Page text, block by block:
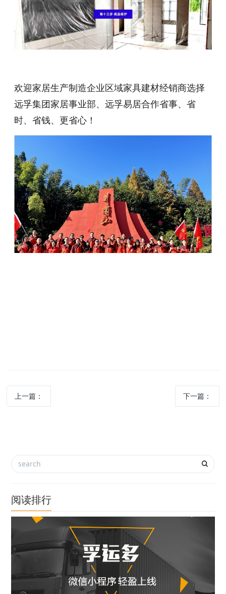
欢迎家居生产制造企业区域家具建材经销商选择
远孚集团家居事业部、远孚易居合作省事、省
时、省钱、更省心！
上一篇： 下一篇：
阅读排行